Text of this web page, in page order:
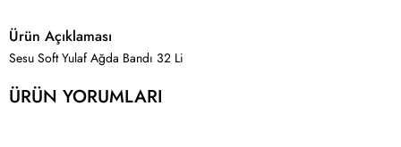
Ürün Açıklaması
Sesu Soft Yulaf Ağda Bandı 32 Li
ÜRÜN YORUMLARI